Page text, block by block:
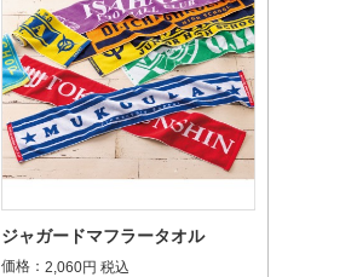
ジャガードマフラータオル
価格： 2,060円 税込